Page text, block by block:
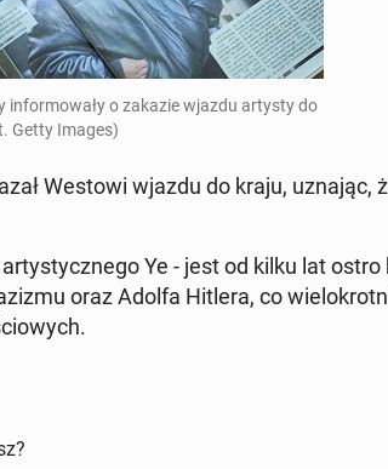
in­for­mo­wa­ły o zakazie wjazdu artysty do
Getty Images)
Westowi wjazdu do kraju, uznając,
Ye - jest od kilku lat
oraz Adolfa Hitlera, co